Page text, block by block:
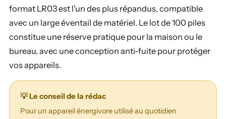
format LR03 est l'un des plus répandus, compatible
avec un large éventail de matériel. Le lot de 100 piles
constitue une réserve pratique pour la maison ou le
bureau, avec une conception anti-fuite pour protéger
vos appareils.
💡 Le conseil de la rédac
Pour un appareil énergivore utilisé au quotidien